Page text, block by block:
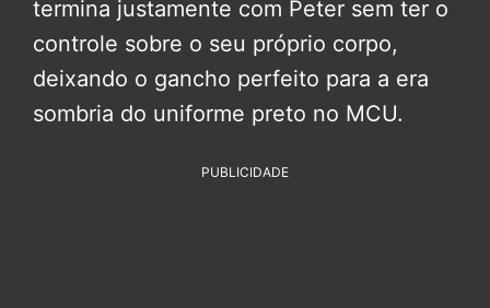
termina justamente com Peter sem ter o
controle sobre o seu próprio corpo,
deixando o gancho perfeito para a era
sombria do uniforme preto no MCU.
PUBLICIDADE